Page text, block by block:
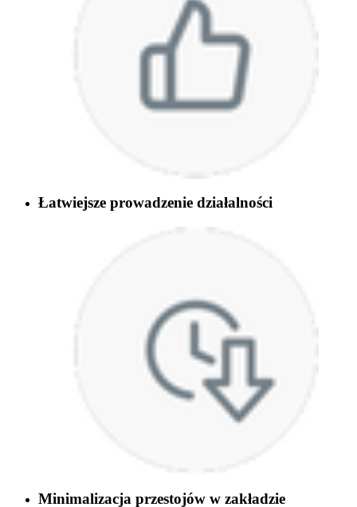
Łatwiejsze prowadzenie działalności
Minimalizacja przestojów w zakładzie